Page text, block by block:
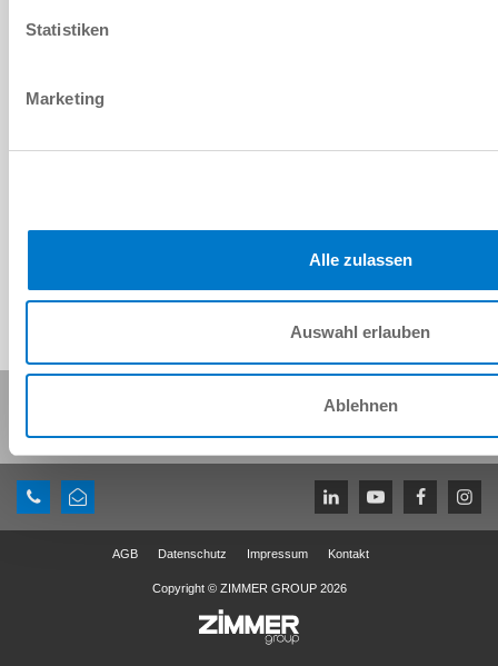
Statistiken
Marketing
Alle zulassen
Auswahl erlauben
Ablehnen
AGB Datenschutz Impressum Kontakt
Copyright © ZIMMER GROUP 2026